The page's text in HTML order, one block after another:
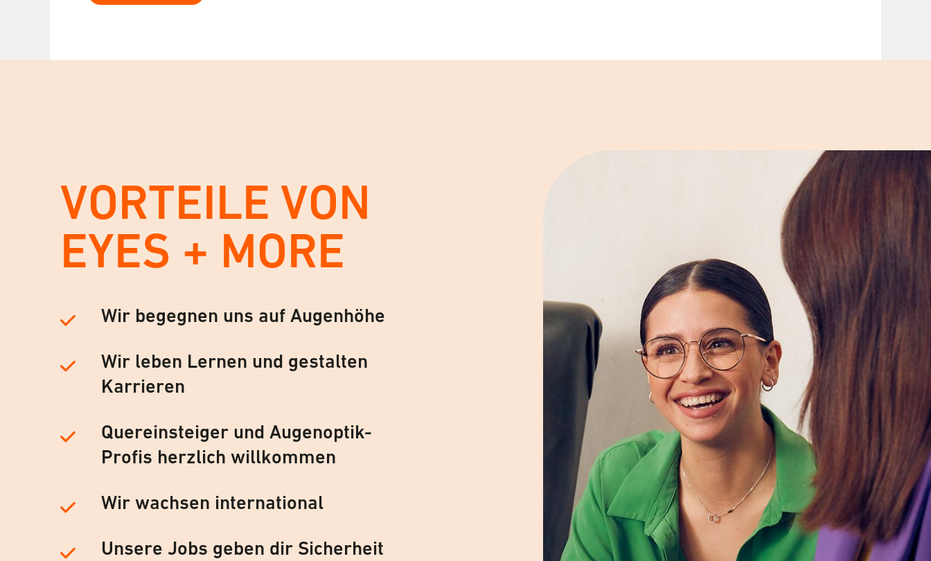
VORTEILE VON
EYES + MORE
Wir begegnen uns auf Augenhöhe
Wir leben Lernen und gestalten
Karrieren
Quereinsteiger und Augenoptik-
Profis herzlich willkommen
Wir wachsen international
Unsere Jobs geben dir Sicherheit